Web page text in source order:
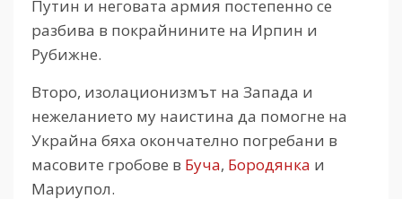
Путин и неговата армия постепенно се
разбива в покрайнините на Ирпин и
Рубижне.
Второ, изолационизмът на Запада и
нежеланието му наистина да помогне на
Украйна бяха окончателно погребани в
масовите гробове в Буча, Бородянка и
Мариупол.